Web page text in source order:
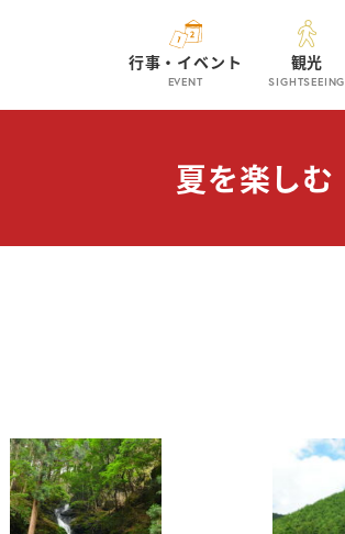
行事・イベント
EVENT
観光
SIGHTSEEING
夏を楽しむ